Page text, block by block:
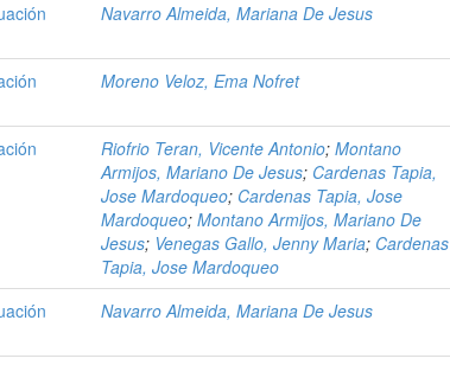
Navarro Almeida, Mariana De Jesus
Moreno Veloz, Ema Nofret
Riofrio Teran, Vicente Antonio;Montano
Armijos, Mariano De Jesus; Cardenas Tapia,
Jose Mardoqueo; Cardenas Tapia, Jose
Mardoqueo;Montano Armijos, Mariano De
Jesus; Venegas Gallo, Jenny Maria; Cardenas
Tapia, Jose Mardoqueo
Navarro Almeida, Mariana De Jesus